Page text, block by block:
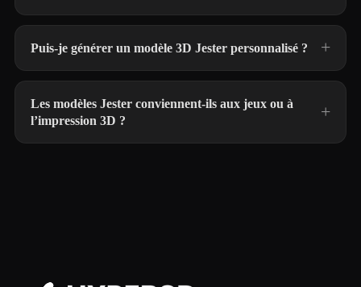
Puis-je générer un modèle 3D Jester personnalisé ?
Les modèles Jester conviennent-ils aux jeux ou à
l’impression 3D ?